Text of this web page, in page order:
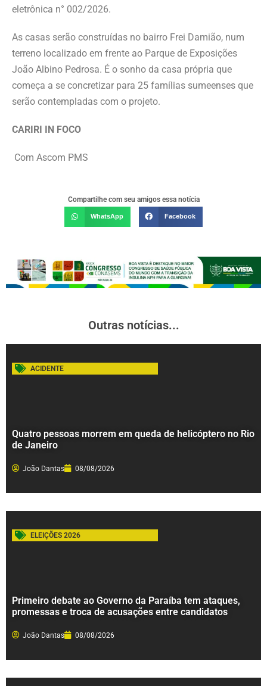
eletrônica n° 002/2026.
As casas serão construídas no bairro Frei Damião, num
terreno localizado em frente ao Parque de Exposições
João Albino Pedrosa. É o sonho da casa própria que
começa a se concretizar para 25 famílias sumeenses que
serão contempladas com o projeto.
CARIRI IN FOCO
Com Ascom PMS
Compartilhe com seu amigos essa notícia
WhatsApp Facebook
Outras notícias...
ACIDENTE
Quatro pessoas morrem em queda de helicóptero no Rio
de Janeiro
João Dantas 08/08/2026
ELEIÇÕES 2026
Primeiro debate ao Governo da Paraíba tem ataques,
promessas e troca de acusações entre candidatos
João Dantas 08/08/2026